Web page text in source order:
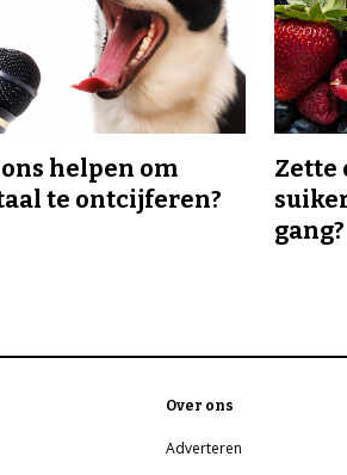
helpen om
te ontcijferen?
Zette
gang?
Over ons
Adverteren